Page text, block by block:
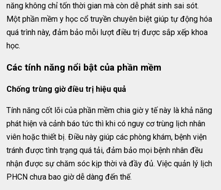
năng không chỉ tốn thời gian mà còn dễ phát sinh sai sót.
Một phần mềm y học cổ truyền chuyên biệt giúp tự động hóa
quá trình này, đảm bảo mỗi lượt điều trị được sắp xếp khoa
học.
Các tính năng nổi bật của phần mềm
Chống trùng giờ điều trị hiệu quả
Tính năng cốt lõi của phần mềm chia giờ y tế này là khả năng
phát hiện và cảnh báo tức thì khi có nguy cơ trùng lịch nhân
viên hoặc thiết bị. Điều này giúp các phòng khám, bệnh viện
tránh được tình trạng quá tải, đảm bảo mọi bệnh nhân đều
nhận được sự chăm sóc kịp thời và đầy đủ. Việc quản lý lịch
PHCN chưa bao giờ dễ dàng đến thế.